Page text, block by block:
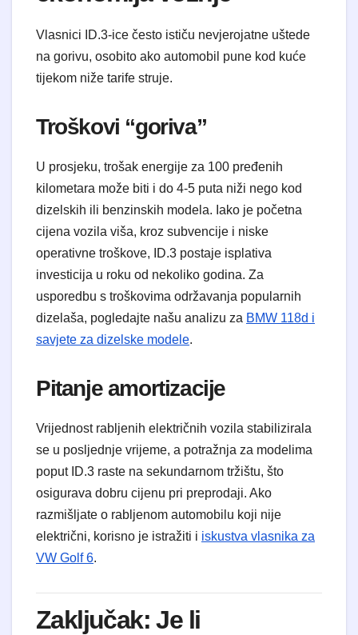
Vlasnici ID.3-ice često ističu nevjerojatne uštede
na gorivu, osobito ako automobil pune kod kuće
tijekom niže tarife struje.
Troškovi “goriva”
U prosjeku, trošak energije za 100 pređenih
kilometara može biti i do 4-5 puta niži nego kod
dizelskih ili benzinskih modela. Iako je početna
cijena vozila viša, kroz subvencije i niske
operativne troškove, ID.3 postaje isplativa
investicija u roku od nekoliko godina. Za
usporedbu s troškovima održavanja popularnih
dizelaša, pogledajte našu analizu za BMW 118d i
savjete za dizelske modele.
Pitanje amortizacije
Vrijednost rabljenih električnih vozila stabilizirala
se u posljednje vrijeme, a potražnja za modelima
poput ID.3 raste na sekundarnom tržištu, što
osigurava dobru cijenu pri preprodaji. Ako
razmišljate o rabljenom automobilu koji nije
električni, korisno je istražiti i iskustva vlasnika za
VW Golf 6.
Zaključak: Je li